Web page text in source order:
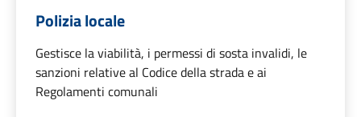
Polizia locale
Gestisce la viabilità, i permessi di sosta invalidi, le
sanzioni relative al Codice della strada e ai
Regolamenti comunali